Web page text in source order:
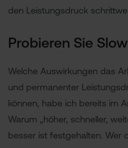
den Leistungsdruck
Probieren Sie
Welche Auswirkungen das
und permanenter
können, habe ich bereits im
Warum „höher, schneller,
besser ist festgehalten. Wer